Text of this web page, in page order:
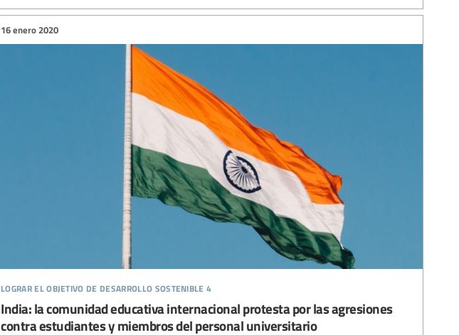
lograr el objetivo de desarrollo sostenible 4
16 enero 2020
India: la comunidad educativa internacional protesta por las agresiones
contra estudiantes y miembros del personal universitario